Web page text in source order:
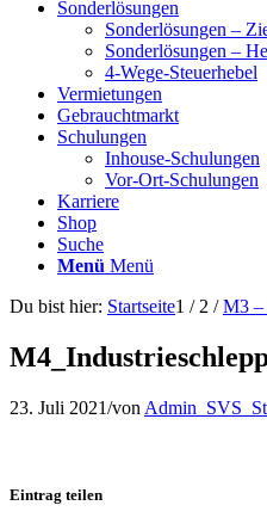
Sonderlösungen
Sonderlösungen –
Sonderlösungen –
4-Wege-Steuerhebel
Vermietungen
Gebrauchtmarkt
Schulungen
Inhouse-Schulungen
Vor-Ort-Schulungen
Karriere
Shop
Suche
Menü Menü
Du bist hier: Startseite1 / 2 / M3 –
23. Juli 2021/von
Eintrag teilen